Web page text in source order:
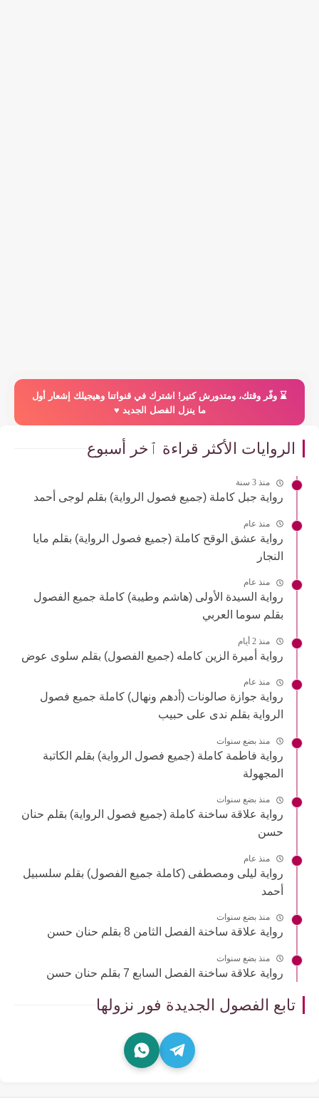
⌛️ وفّر وقتك، ومتدورش كتير! اشترك في قنواتنا وهيجيلك إشعار أول
ما ينزل الفصل الجديد ♥️
الروايات الأكثر قراءة ٱخر أسبوع
منذ 3 سنة
رواية جبل كاملة (جميع فصول الرواية) بقلم لوجى أحمد
منذ عام
رواية عشق الوقح كاملة (جميع فصول الرواية) بقلم مايا
النجار
منذ عام
رواية السيدة الأولى (هاشم وطيبة) كاملة جميع الفصول
بقلم سوما العربي
منذ 2 أيام
رواية أميرة الزين كامله (جميع الفصول) بقلم سلوى عوض
منذ عام
رواية جوازة صالونات (أدهم ونهال) كاملة جميع فصول
الرواية بقلم ندى على حبيب
منذ بضع سنوات
رواية فاطمة كاملة (جميع فصول الرواية) بقلم الكاتبة
المجهولة
منذ بضع سنوات
رواية علاقة ساخنة كاملة (جميع فصول الرواية) بقلم حنان
حسن
منذ عام
رواية ليلى ومصطفى (كاملة جميع الفصول) بقلم سلسبيل
أحمد
منذ بضع سنوات
رواية علاقة ساخنة الفصل الثامن 8 بقلم حنان حسن
منذ بضع سنوات
رواية علاقة ساخنة الفصل السابع 7 بقلم حنان حسن
تابع الفصول الجديدة فور نزولها